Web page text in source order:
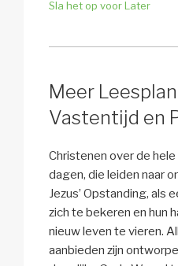
Sla het op voor Later
Meer
Vastentijd en
Christenen over de
dagen, die leiden naar
Jezus’ Opstanding, als
zich te bekeren en hun
nieuw leven te vieren.
aanbieden zijn